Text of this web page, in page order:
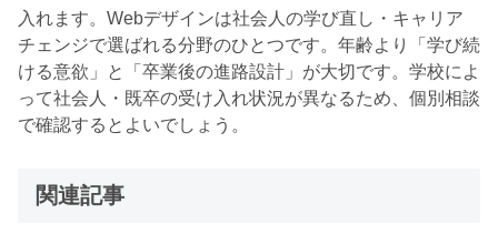
入れます。Webデザインは社会人の学び直し・キャリア
チェンジで選ばれる分野のひとつです。年齢より「学び続
ける意欲」と「卒業後の進路設計」が大切です。学校によ
って社会人・既卒の受け入れ状況が異なるため、個別相談
で確認するとよいでしょう。
関連記事